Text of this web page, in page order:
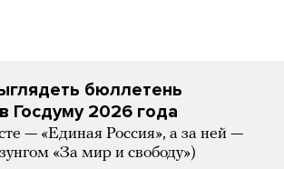
бюллетень
Госдуму 2026 года
— «Единая Россия», а за ней —
«За мир и свободу»)